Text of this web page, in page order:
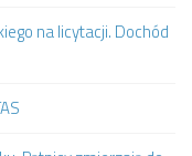
na licytacji. Dochód